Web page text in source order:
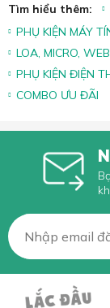
Tìm hiểu thêm:
PHỤ KIỆN MÁY
LOA, MICRO,
PHỤ KIỆN ĐIỆN
COMBO ƯU ĐÃI